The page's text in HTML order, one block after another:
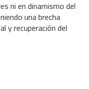
ni en dinamismo del
una brecha
y recuperación del